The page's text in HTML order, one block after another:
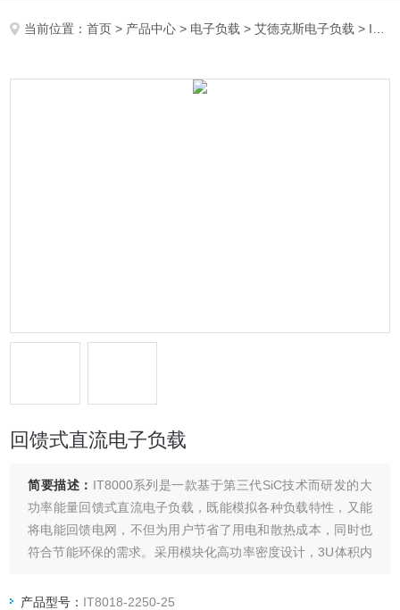
当前位置：首页 > 产品中心 > 电子负载 >艾德克斯电子负载 > IT8018-2250-25回馈式直流电子负载
回馈式直流电子负载
简要描述： IT8000系列是一款基于第三代SiC技术而研发的大
功率能量回馈式直流电子负载，既能模拟各种负载特性，又能
将电能回馈电网，不但为用户节省了用电和散热成本，同时也
符合节能环保的需求。采用模块化高功率密度设计，3U体积内
将功率扩展至2MW，特别适用于大功率电源、蓄电池、光伏电
产品型号： IT8018-2250-25